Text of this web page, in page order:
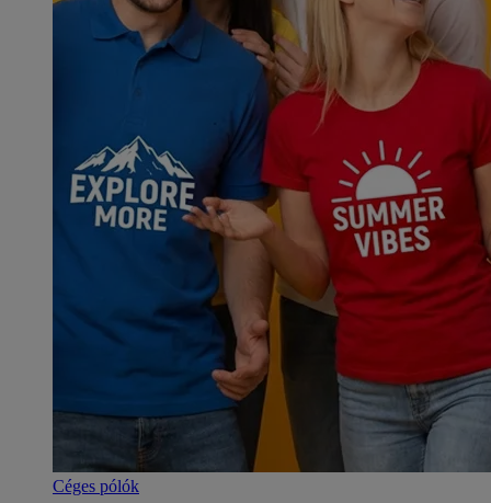
Céges pólók